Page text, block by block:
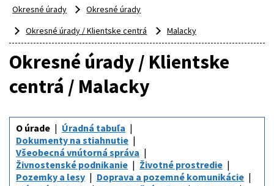
Okresné úrady
Okresné úrady
Okresné úrady / Klientske centrá
Malacky
Okresné úrady / Klientske
centrá / Malacky
O úrade
Úradná tabuľa
Dokumenty na stiahnutie
Všeobecná vnútorná správa
Živnostenské podnikanie
Životné prostredie
Pozemky a lesy
Doprava a pozemné komunikácie